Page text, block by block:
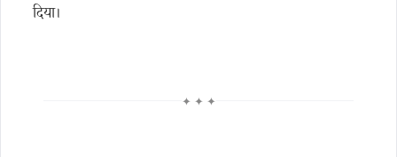
दिया।
✦ ✦ ✦